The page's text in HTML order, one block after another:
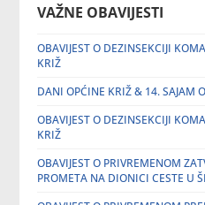
VAŽNE OBAVIJESTI
OBAVIJEST O DEZINSEKCIJI
KRIŽ
DANI OPĆINE KRIŽ & 14. SAJAM
OBAVIJEST O DEZINSEKCIJI
KRIŽ
OBAVIJEST O PRIVREMENOM
PROMETA NA DIONICI CESTE U